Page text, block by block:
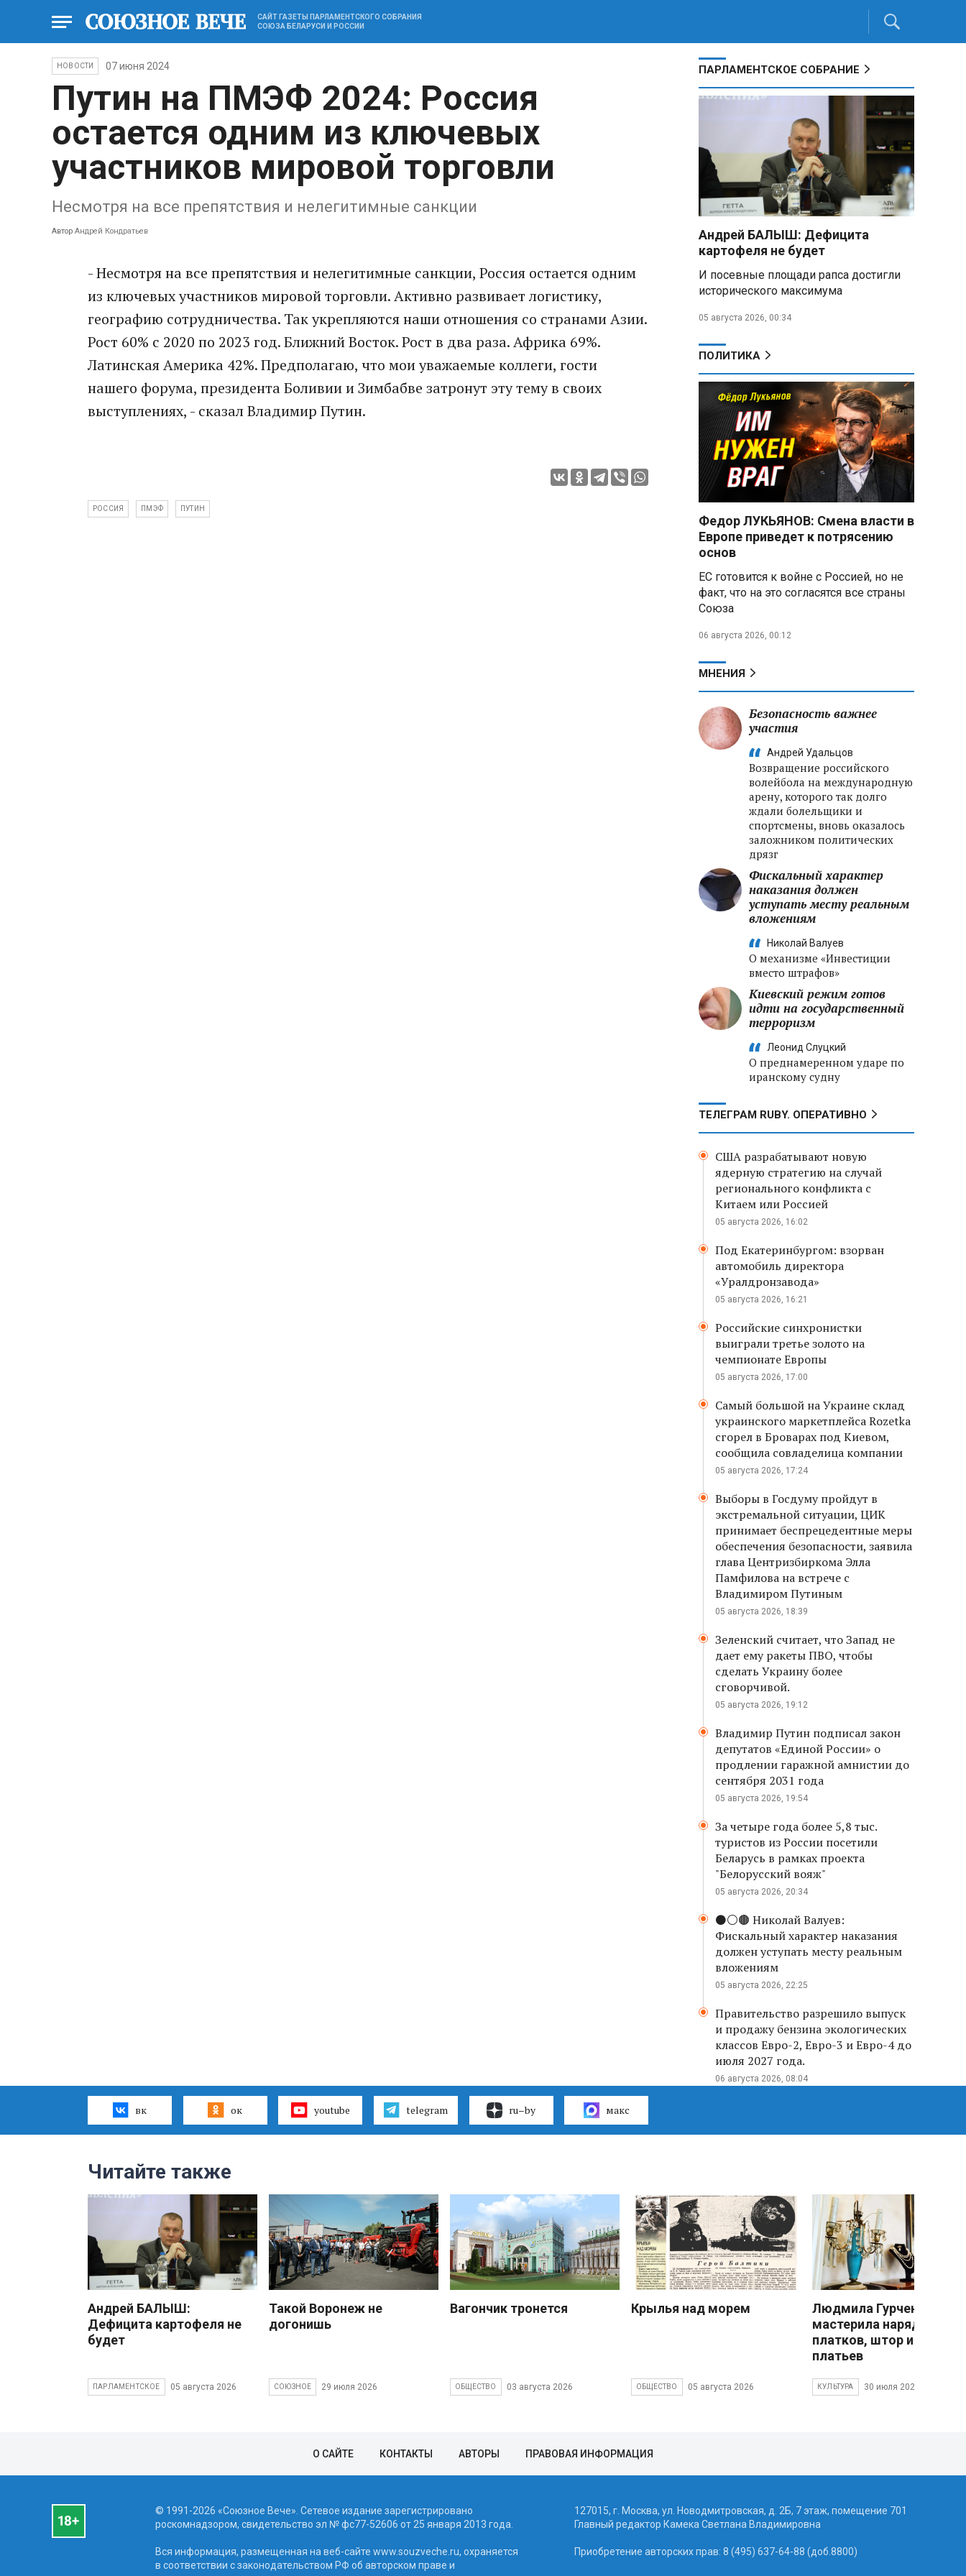
САЙТ ГАЗЕТЫ ПАРЛАМЕНТСКОГО СОБРАНИЯ
СОЮЗА БЕЛАРУСИ И РОССИИ
НОВОСТИ 07 июня 2024
Путин на ПМЭФ 2024: Россия
остается одним из ключевых
участников мировой торговли
Несмотря на все препятствия и нелегитимные санкции
Автор Андрей Кондратьев
- Несмотря на все препятствия и нелегитимные санкции, Россия остается одним
из ключевых участников мировой торговли. Активно развивает логистику,
географию сотрудничества. Так укрепляются наши отношения со странами Азии.
Рост 60% с 2020 по 2023 год. Ближний Восток. Рост в два раза. Африка 69%.
Латинская Америка 42%. Предполагаю, что мои уважаемые коллеги, гости
нашего форума, президента Боливии и Зимбабве затронут эту тему в своих
выступлениях, - сказал Владимир Путин.
РОССИЯ ПМЭФ ПУТИН
ПАРЛАМЕНТСКОЕ СОБРАНИЕ
Андрей БАЛЫШ: Дефицита
картофеля не будет
И посевные площади рапса достигли
исторического максимума
05 августа 2026, 00:34
ПОЛИТИКА
Федор ЛУКЬЯНОВ: Смена власти в
Европе приведет к потрясению
основ
ЕС готовится к войне с Россией, но не
факт, что на это согласятся все страны
Союза
06 августа 2026, 00:12
МНЕНИЯ
Безопасность важнее
участия
Андрей Удальцов
Возвращение российского
волейбола на международную
арену, которого так долго
ждали болельщики и
спортсмены, вновь оказалось
заложником политических
дрязг
Фискальный характер
наказания должен
уступать месту реальным
вложениям
Николай Валуев
О механизме «Инвестиции
вместо штрафов»
Киевский режим готов
идти на государственный
терроризм
Леонид Слуцкий
О преднамеренном ударе по
иранскому судну
ТЕЛЕГРАМ RUBY. ОПЕРАТИВНО
США разрабатывают новую
ядерную стратегию на случай
регионального конфликта с
Китаем или Россией
05 августа 2026, 16:02
Под Екатеринбургом: взорван
автомобиль директора
«Уралдронзавода»
05 августа 2026, 16:21
Российские синхронистки
выиграли третье золото на
чемпионате Европы
05 августа 2026, 17:00
Самый большой на Украине склад
украинского маркетплейса Rozetka
сгорел в Броварах под Киевом,
сообщила совладелица компании
05 августа 2026, 17:24
Выборы в Госдуму пройдут в
экстремальной ситуации, ЦИК
принимает беспрецедентные меры
обеспечения безопасности, заявила
глава Центризбиркома Элла
Памфилова на встрече с
Владимиром Путиным
05 августа 2026, 18:39
Зеленский считает, что Запад не
дает ему ракеты ПВО, чтобы
сделать Украину более
сговорчивой.
05 августа 2026, 19:12
Владимир Путин подписал закон
депутатов «Единой России» о
продлении гаражной амнистии до
сентября 2031 года
05 августа 2026, 19:54
За четыре года более 5,8 тыс.
туристов из России посетили
Беларусь в рамках проекта
"Белорусский вояж"
05 августа 2026, 20:34
⚫️⚪️🟤 Николай Валуев:
Фискальный характер наказания
должен уступать месту реальным
вложениям
05 августа 2026, 22:25
Правительство разрешило выпуск
и продажу бензина экологических
классов Евро-2, Евро-3 и Евро-4 до
июля 2027 года.
06 августа 2026, 08:04
вк ок youtube telegram ru–by макс
Читайте также
Андрей БАЛЫШ:
Дефицита картофеля не
будет
ПАРЛАМЕНТСКОЕ 05 августа 2026
Такой Воронеж не
догонишь
СОЮЗНОЕ 29 июля 2026
Вагончик тронется
ОБЩЕСТВО 03 августа 2026
Крылья над морем
ОБЩЕСТВО 05 августа 2026
Людмила Гурченко
мастерила наряды из
платков, штор и детских
платьев
КУЛЬТУРА 30 июля 2026
О САЙТЕ КОНТАКТЫ АВТОРЫ ПРАВОВАЯ ИНФОРМАЦИЯ
© 1991-2026 «Союзное Вече». Сетевое издание зарегистрировано
роскомнадзором, свидетельство эл № фc77-52606 от 25 января 2013 года.
Вся информация, размещенная на веб-сайте www.souzveche.ru, охраняется
в соответствии с законодательством РФ об авторском праве и
127015, г. Москва, ул. Новодмитровская, д. 2Б, 7 этаж, помещение 701
Главный редактор Камека Светлана Владимировна
Приобретение авторских прав: 8 (495) 637-64-88 (доб.8800)